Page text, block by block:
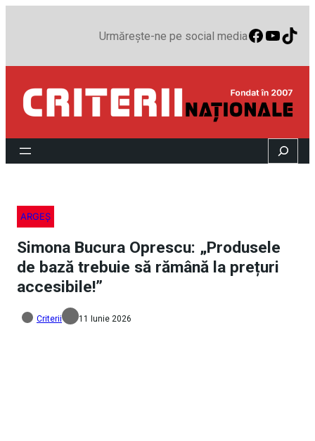
Urmărește-ne pe social media
Search
ARGEȘ
Simona Bucura Oprescu: „Produsele
de bază trebuie să rămână la prețuri
accesibile!”
Criterii 11 Iunie 2026